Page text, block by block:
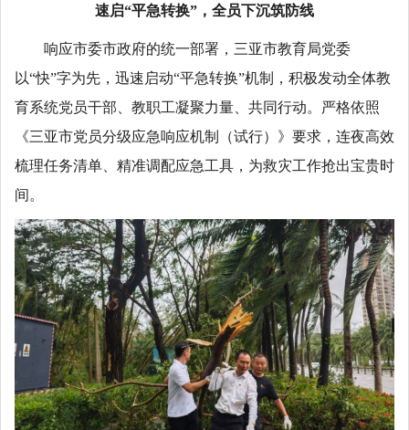
速启“平急转换”，全员下沉筑防线
响应市委市政府的统一部署，三亚市教育局党委
以“快”字为先，迅速启动“平急转换”机制，积极发动全体教
育系统党员干部、教职工凝聚力量、共同行动。严格依照
《三亚市党员分级应急响应机制（试行）》要求，连夜高效
梳理任务清单、精准调配应急工具，为救灾工作抢出宝贵时
间。